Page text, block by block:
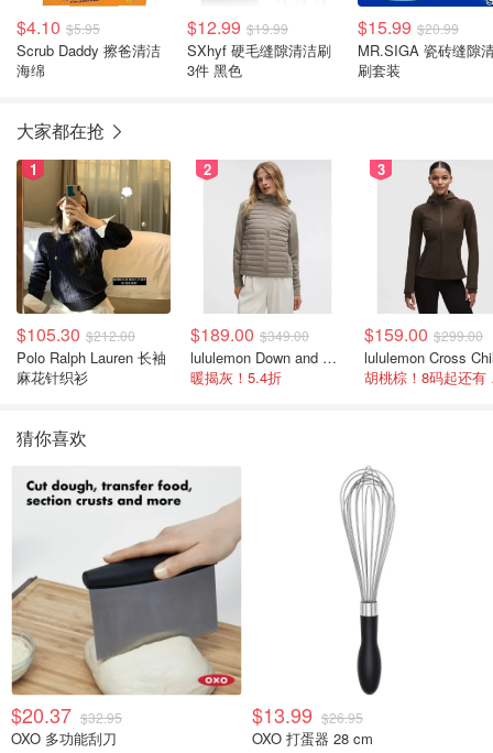
$4.10 $5.95
Scrub Daddy 擦爸清洁
海绵
$12.99 $19.99
SXhyf 硬毛缝隙清洁刷
3件 黑色
$15.99 $20.99
MR.SIGA 瓷砖缝隙
刷套装
大家都在抢
1
$105.30 $212.00
Polo Ralph Lauren 长袖
麻花针织衫
2
$189.00 $349.00
lululemon Down and Around 羽绒夹克
暖揭灰！5.4折
3
$159.00 $299.00
猜你喜欢
$20.37 $32.95
OXO 多功能刮刀
$13.99 $26.95
OXO 打蛋器 28 cm